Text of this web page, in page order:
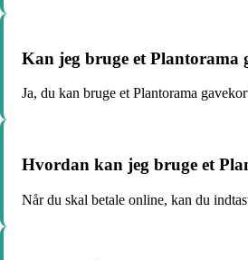
Kan jeg bruge et Plantorama
Ja, du kan bruge et Plantorama
Hvordan kan jeg bruge et
Når du skal betale online, kan du